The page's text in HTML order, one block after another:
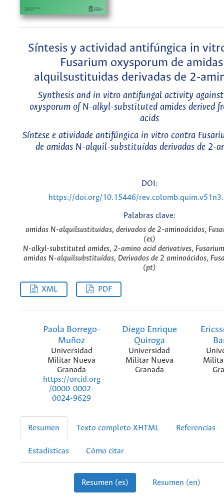
Síntesis y actividad antifúngica in
Fusarium oxysporum de
alquilsustituidas derivadas de 2-
Synthesis and in vitro antifungal activity
oxysporum of N-alkyl-substituted amides derived
acids
Síntese e atividade antifúngica in vitro contra
de amidas N-alquil-substituídas derivadas de 2-
DOI:
https://doi.org/10.15446/
Palabras clave:
amidas N-alquilsustituidas, derivados de 2-aminoácidos,
(es)
N-alkyl-substituted amides, 2-amino acid derivatives,
amidas N-alquilsubstituídas, Derivados de 2 aminoácidos,
(pt)
XML PDF
Paola Borrego-
Muñoz
Universidad
Militar Nueva
Granada
https://orcid.org
/0000-0002-
0024-9629
Diego Enrique
Quiroga
Universidad
Militar Nueva
Granada
Resumen Texto completo XHTML Referencias
Estadísticas Cómo citar
Resumen (es) Resumen (en)